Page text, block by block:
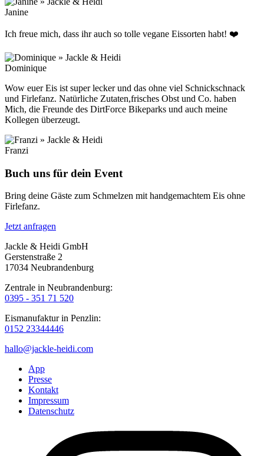
Janine
Ich freue mich, dass ihr auch so tolle vegane Eissorten habt! ❤️
Dominique
Wow euer Eis ist super lecker und das ohne viel Schnickschnack
und Firlefanz. Natürliche Zutaten,frisches Obst und Co. haben
Mich, die Freunde des DirtForce Bikeparks und auch meine
Kollegen überzeugt.
Franzi
Buch uns für dein Event
Bring deine Gäste zum Schmelzen mit handgemachtem Eis ohne
Firlefanz.
Jetzt anfragen
Jackle & Heidi GmbH
Gerstenstraße 2
17034 Neubrandenburg
Zentrale in Neubrandenburg:
0395 - 351 71 520
Eismanufaktur in Penzlin:
0152 23344446
hallo@jackle-heidi.com
App
Presse
Kontakt
Impressum
Datenschutz